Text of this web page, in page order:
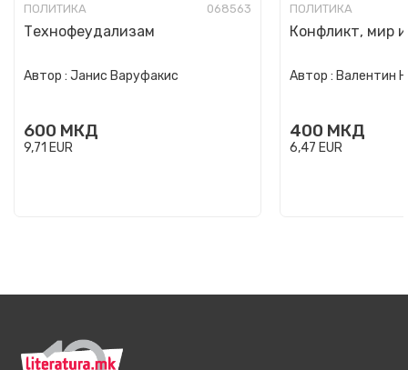
ПОЛИТИКА 068563
Технофеудализам
Автор : Јанис Варуфакис
600 МКД
9,71 EUR
ПОЛИТИКА
Конфликт, мир
Автор : Валентин
400 МКД
6,47 EUR